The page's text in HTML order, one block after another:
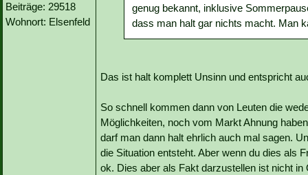
Beiträge: 29518
Wohnort: Elsenfeld
genug bekannt, inklusive
dass man halt gar nichts macht. Man
Das ist halt komplett Unsinn und entspricht
So schnell kommen dann von Leuten die
Möglichkeiten, noch vom Markt Ahnung
darf man dann halt ehrlich auch mal sagen.
die Situation entsteht. Aber wenn du dies als
ok. Dies aber als Fakt darzustellen ist nicht in